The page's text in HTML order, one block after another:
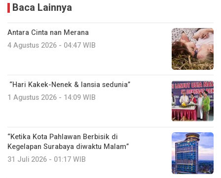
Baca Lainnya
Antara Cinta nan Merana
4 Agustus 2026 - 04:47 WIB
“Hari Kakek-Nenek & lansia sedunia”
1 Agustus 2026 - 14:09 WIB
“Ketika Kota Pahlawan Berbisik di
Kegelapan Surabaya diwaktu Malam”
31 Juli 2026 - 01:17 WIB